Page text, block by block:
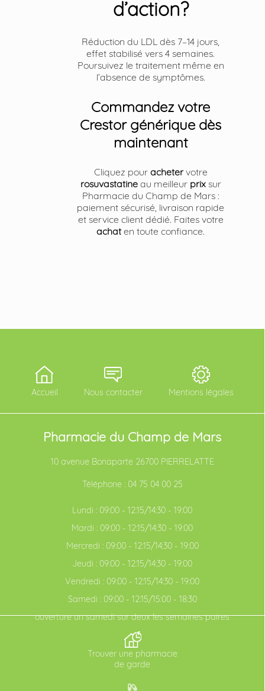
d’action?
Réduction du LDL dès 7–14 jours,
effet stabilisé vers 4 semaines.
Poursuivez le traitement même en
l’absence de symptômes.
Commandez votre
Crestor générique dès
maintenant
Cliquez pour achetervotre
rosuvastatineau meilleur prixsur
Pharmacie du Champ de Mars :
paiement sécurisé, livraison rapide
et service client dédié. Faites votre
achat en toute confiance.
Accueil Nous contacter Mentions légales
Pharmacie du Champ de Mars
10 avenue Bonaparte 26700 PIERRELATTE
Téléphone : 04 75 04 00 25
Lundi : 09:00 - 12:15/14:30 - 19:00
Mardi : 09:00 - 12:15/14:30 - 19:00
Mercredi : 09:00 - 12:15/14:30 - 19:00
Jeudi : 09:00 - 12:15/14:30 - 19:00
Vendredi : 09:00 - 12:15/14:30 - 19:00
Samedi : 09:00 - 12:15/15:00 - 18:30
ouverture un samedi sur deux les semaines paires
Trouver une pharmacie
de garde